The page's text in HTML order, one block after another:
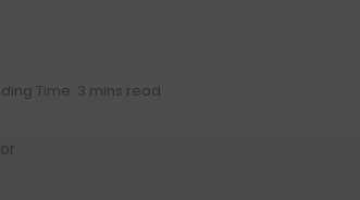
Time: 3 mins read